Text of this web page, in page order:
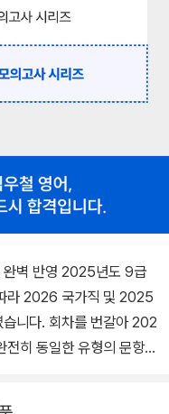
년도 9급
라 2026 국가직 및 2025
습니다. 회차를 번갈아 202
히 동일한 유형의 문항들